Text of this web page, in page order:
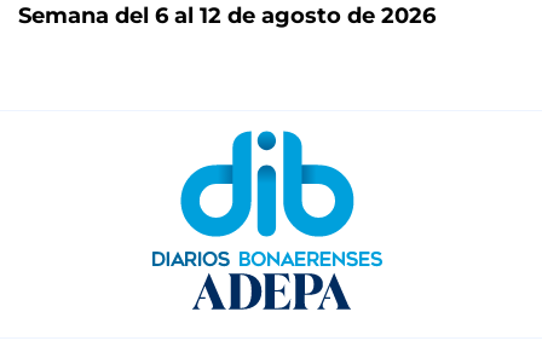
Semana del 6 al 12 de agosto de 2026